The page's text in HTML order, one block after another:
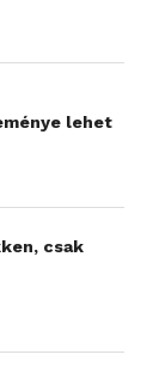
lehet
csak